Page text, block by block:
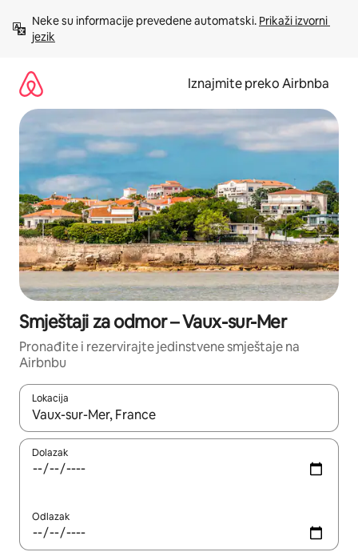
sadržaj
Neke su informacije prevedene automatski. Prikaži izvorni
jezik
Iznajmite preko Airbnba
Smještaji za odmor – Vaux-sur-Mer
Pronađite i rezervirajte jedinstvene smještaje na
Airbnbu
Lokacija
Kada budu dostupni rezultati, moći ćete ih pregledati
Dolazak
Odlazak